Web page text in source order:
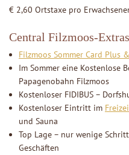
€ 2,60 Ortstaxe pro
Central Filzmoos-Extras
Filzmoos Sommer Card Plus
Im Sommer eine Kostenlose
Papagenobahn Filzmoos
Kostenloser FIDIBUS –
Kostenloser Eintritt im
und Sauna
Top Lage – nur wenige
Geschäften